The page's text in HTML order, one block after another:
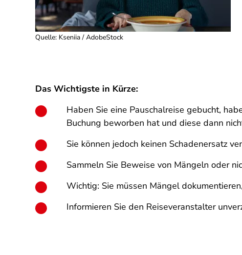
Quelle: Kseniia / AdobeStock
Das Wichtigste in Kürze:
Haben Sie eine Pauschalreise gebucht,
Buchung beworben hat und diese dann
Sie können jedoch keinen Schadenersatz
Sammeln Sie Beweise von Mängeln oder
Wichtig: Sie müssen Mängel
Informieren Sie den Reiseveranstalter